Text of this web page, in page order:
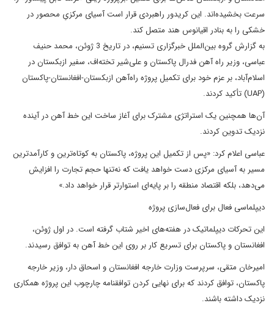
سرعت بخشیده‌اند. این کریدور راهبردی قرار است آسیای مرکزیِ محصور در
خشکی را به بنادر اقیانوس هند متصل کند.
به گزارش گروه بین‌الملل خبرگزاری تسنیم، در تاریخ 3 ژوئن، محمد حنیف
عباسی، وزیر راه‌ آهن فدرال پاکستان و علی‌شیر تخته‌اف، سفیر ازبکستان در
اسلام‌آباد، بر عزم خود برای تکمیل پروژه راه‌آهن ازبکستان-افغانستان-پاکستان
(UAP) تأکید کردند.
آن‌ها همچنین یک استراتژی مشترک برای آغاز ساخت این خط آهن در آینده
نزدیک تدوین کردند.
عباسی اعلام کرد: «پس از تکمیل این پروژه، پاکستان به کوتاه‌ترین و کارآمدترین
مسیر به آسیای مرکزی دست خواهد یافت که نه‌تنها حجم تجارت را افزایش
می‌دهد، بلکه اقتصاد منطقه را بر پایه‌ای استوارتر قرار خواهد داد.»
دیپلماسی فعال برای فعال‌سازی پروژه
این تحرکات دیپلماتیک در هفته‌های اخیر شتاب گرفته است. در اول ژوئن،
افغانستان و پاکستان برای تسریع کار بر روی این خط آهن به توافق رسیدند.
امیرخان متقی، سرپرست وزارت خارجه افغانستان و اسحاق دار، وزیر خارجه
پاکستان، توافق کردند که برای نهایی کردن توافقنامه چارچوب این پروژه همکاری
نزدیک داشته باشند.